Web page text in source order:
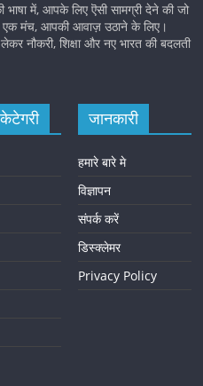
में, आपके लिए ऎसी सामग्री देने की जो
मंच, आपकी आवाज़ उठाने के लिए।
नौकरी, शिक्षा और नए भारत की बदलती
जानकारी
हमारे बारे मे
विज्ञापन
संपर्क करें
डिस्क्लेमर
Privacy Policy